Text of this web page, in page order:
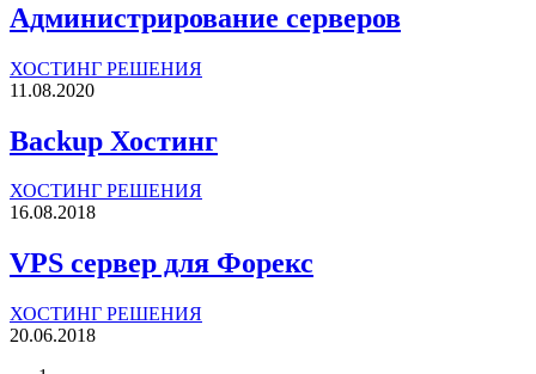
Администрирование серверов
ХОСТИНГ РЕШЕНИЯ
11.08.2020
Backup Хостинг
ХОСТИНГ РЕШЕНИЯ
16.08.2018
VPS сервер для Форекс
ХОСТИНГ РЕШЕНИЯ
20.06.2018